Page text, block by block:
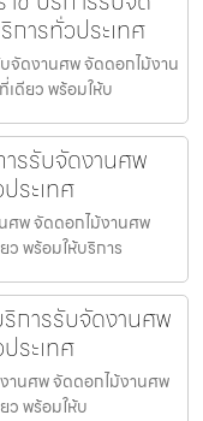
ารทั่วประเทศ
จัดงานศพ จัดดอกไม้งาน
เดียว พร้อมให้บ
ารรับจัดงานศพ
ระเทศ
ศพ จัดดอกไม้งานศพ
ว พร้อมให้บริการ
การรับจัดงานศพ
ระเทศ
านศพ จัดดอกไม้งานศพ
ว พร้อมให้บ